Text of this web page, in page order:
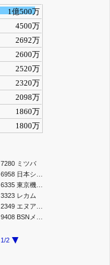
1億500万
4500万
2692万
2600万
2520万
2320万
2098万
1860万
1800万
7280 ミツバ
6958 日本シ…
6335 東京機…
3323 レカム
2349 エヌア…
9408 BSNメ…
1/2